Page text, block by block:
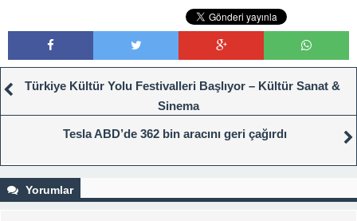
Türkiye Kültür Yolu Festivalleri Başlıyor – Kültür Sanat &
Sinema
Tesla ABD’de 362 bin aracını geri çağırdı
Yorumlar